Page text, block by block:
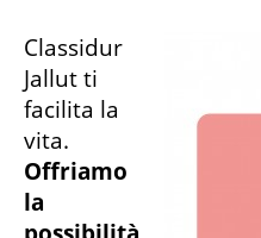
Classidur
Jallut ti
facilita la
vita.
Offriamo
la